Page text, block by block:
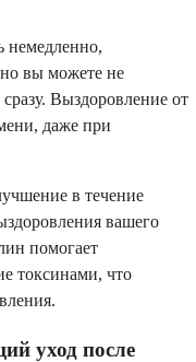
немедленно,
вы можете не
Выздоровление от
даже при
в течение
вашего
помогает
токсинами, что
уход после